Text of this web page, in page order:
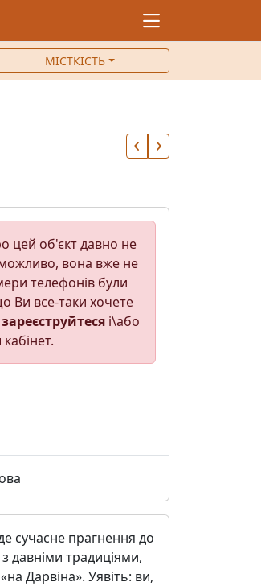
МІСТКІСТЬ
цей об'єкт давно не
вона вже не
телефонів були
Ви все-таки хочете
зареєструйтесяі\або
сучасне прагнення до
з давніми традиціями,
Дарвіна». Уявіть: ви,